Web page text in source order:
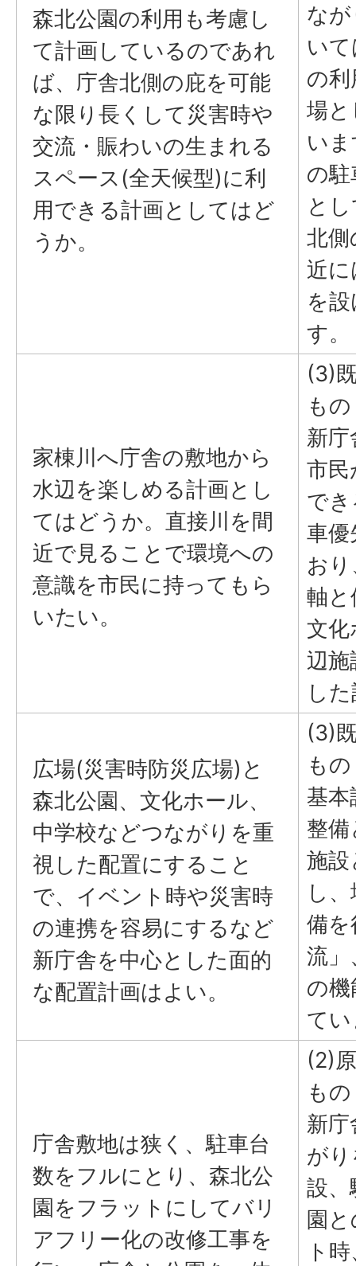
森北公園の利用も考慮し
て計画しているのであれ
ば、庁舎北側の庇を可能
な限り長くして災害時や
交流・賑わいの生まれる
スペース(全天候型)に利
用できる計画としてはど
うか。
な
い
の
場
い
の
と
北
近
を
す。
家棟川へ庁舎の敷地から
水辺を楽しめる計画とし
てはどうか。直接川を間
近で見ることで環境への
意識を市民に持ってもら
いたい。
(3)
もの
新
市
で
車優
お
軸と
文化
辺
し
広場(災害時防災広場)と
森北公園、文化ホール、
中学校などつながりを重
視した配置にすること
で、イベント時や災害時
の連携を容易にするなど
新庁舎を中心とした面的
な配置計画はよい。
(3)
もの
基
整
施
し
備を
流」
の
て
庁舎敷地は狭く、駐車台
数をフルにとり、森北公
園をフラットにしてバリ
アフリー化の改修工事を
(2)
もの
新
が
設、
園
ト